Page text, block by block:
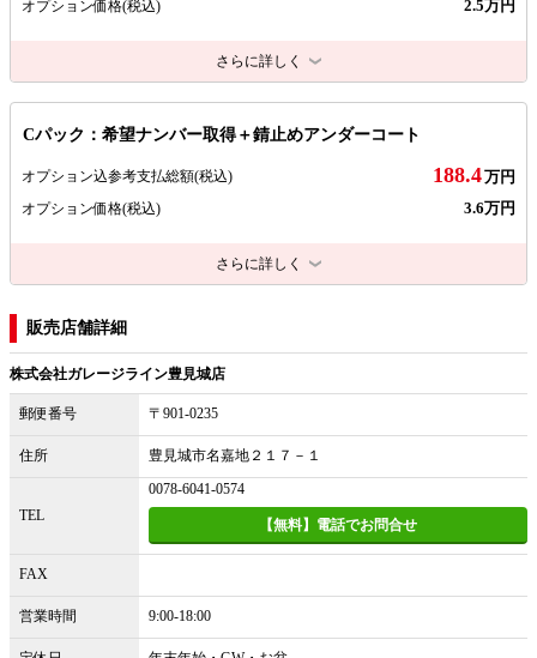
オプション価格(税込) 2.5万円
さらに詳しく
Cパック：希望ナンバー取得＋錆止めアンダーコート
オプション込参考支払総額(税込) 188.4万円
オプション価格(税込) 3.6万円
さらに詳しく
販売店舗詳細
株式会社ガレージライン豊見城店
郵便番号 〒901-0235
住所 豊見城市名嘉地２１７－１
TEL
0078-6041-0574
【無料】電話でお問合せ
FAX
営業時間 9:00-18:00